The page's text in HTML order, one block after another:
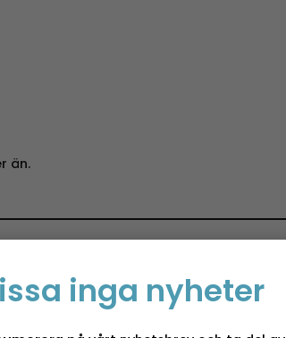
inga nyheter
än.
”Lyckotroll –